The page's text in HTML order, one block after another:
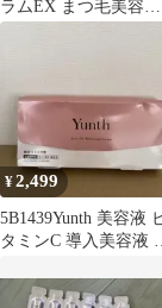
ラムEX まつ毛美容液
本セット
¥2,499
5B1439Yunth 美容液
タミンC 導入美容液 28